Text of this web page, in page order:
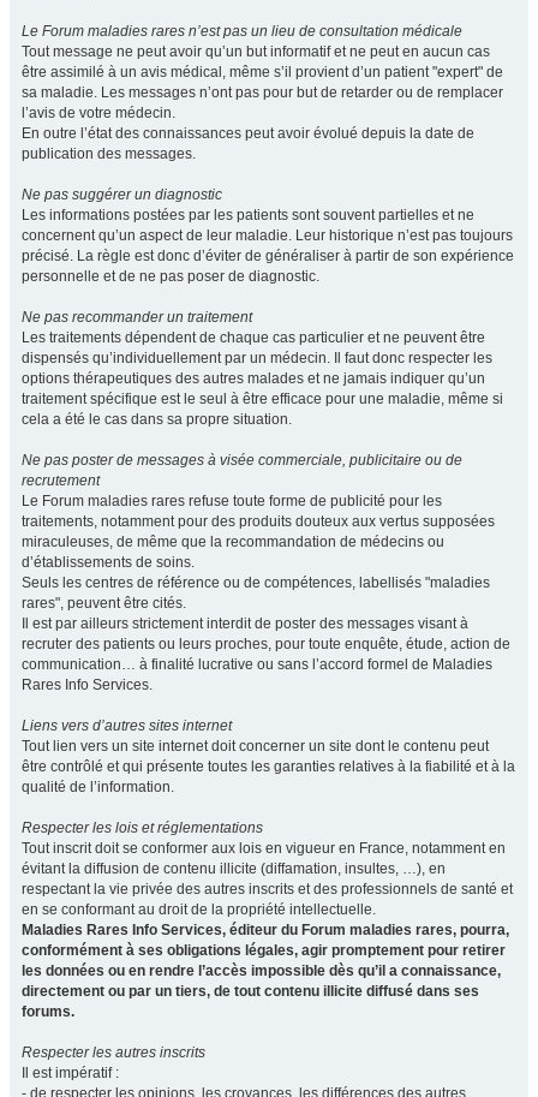
Le Forum maladies rares n’est pas un lieu de consultation médicale
Tout message ne peut avoir qu’un but informatif et ne peut en aucun cas
être assimilé à un avis médical, même s’il provient d’un patient "expert" de
sa maladie. Les messages n’ont pas pour but de retarder ou de remplacer
l’avis de votre médecin.
En outre l’état des connaissances peut avoir évolué depuis la date de
publication des messages.
Ne pas suggérer un diagnostic
Les informations postées par les patients sont souvent partielles et ne
concernent qu’un aspect de leur maladie. Leur historique n’est pas toujours
précisé. La règle est donc d’éviter de généraliser à partir de son expérience
personnelle et de ne pas poser de diagnostic.
Ne pas recommander un traitement
Les traitements dépendent de chaque cas particulier et ne peuvent être
dispensés qu’individuellement par un médecin. Il faut donc respecter les
options thérapeutiques des autres malades et ne jamais indiquer qu’un
traitement spécifique est le seul à être efficace pour une maladie, même si
cela a été le cas dans sa propre situation.
Ne pas poster de messages à visée commerciale, publicitaire ou de
recrutement
Le Forum maladies rares refuse toute forme de publicité pour les
traitements, notamment pour des produits douteux aux vertus supposées
miraculeuses, de même que la recommandation de médecins ou
d’établissements de soins.
Seuls les centres de référence ou de compétences, labellisés "maladies
rares", peuvent être cités.
Il est par ailleurs strictement interdit de poster des messages visant à
recruter des patients ou leurs proches, pour toute enquête, étude, action de
communication… à finalité lucrative ou sans l’accord formel de Maladies
Rares Info Services.
Liens vers d’autres sites internet
Tout lien vers un site internet doit concerner un site dont le contenu peut
être contrôlé et qui présente toutes les garanties relatives à la fiabilité et à la
qualité de l’information.
Respecter les lois et réglementations
Tout inscrit doit se conformer aux lois en vigueur en France, notamment en
évitant la diffusion de contenu illicite (diffamation, insultes, …), en
respectant la vie privée des autres inscrits et des professionnels de santé et
en se conformant au droit de la propriété intellectuelle.
Maladies Rares Info Services, éditeur du Forum maladies rares, pourra,
conformément à ses obligations légales, agir promptement pour retirer
les données ou en rendre l’accès impossible dès qu’il a connaissance,
directement ou par un tiers, de tout contenu illicite diffusé dans ses
forums.
Respecter les autres inscrits
Il est impératif :
- de respecter les opinions, les croyances, les différences des autres